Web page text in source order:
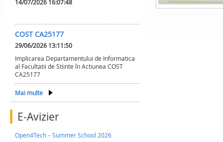
14/07/2026 16:07:48
COST CA25177
29/06/2026 13:11:50
Implicarea Departamentului de Informatica
al Facultatii de Stiinte în Actiunea COST
CA25177
Mai multe
E-Avizier
Open4Tech – Summer School 2026